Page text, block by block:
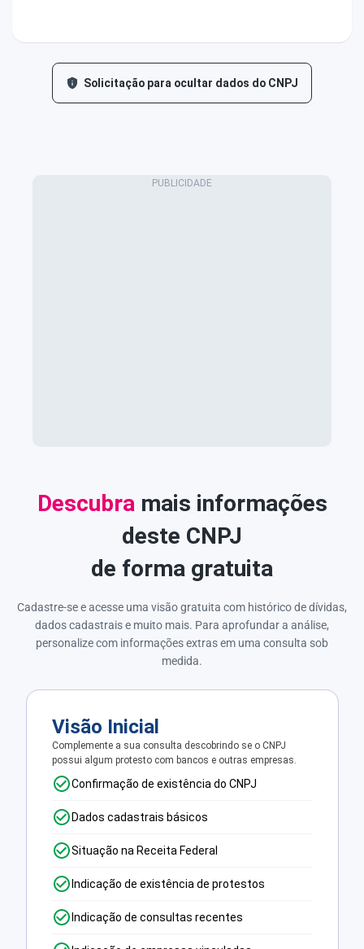
Solicitação para ocultar dados do CNPJ
Descubra mais informações
deste CNPJ
de forma gratuita
Cadastre-se e acesse uma visão gratuita com histórico de dívidas,
dados cadastrais e muito mais. Para aprofundar a análise,
personalize com informações extras em uma consulta sob
medida.
Visão Inicial
Complemente a sua consulta descobrindo se o CNPJ
possui algum protesto com bancos e outras empresas.
Confirmação de existência do CNPJ
Dados cadastrais básicos
Situação na Receita Federal
Indicação de existência de protestos
Indicação de consultas recentes